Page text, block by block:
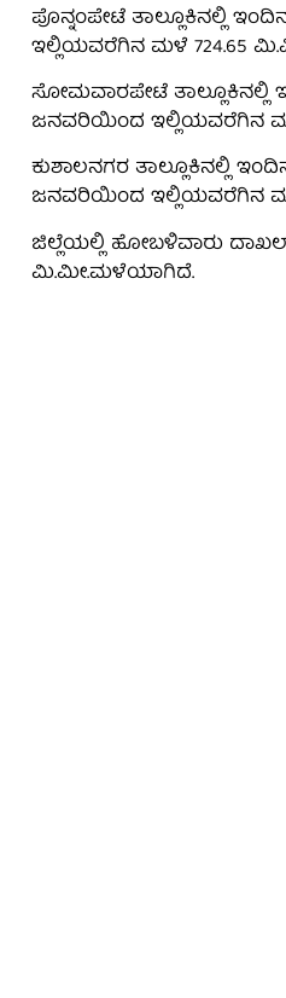
ಪೊನ್ನಂಪೇಟೆ ತಾಲ್ಲೂಕಿನಲ್ಲಿ
ಇಲ್ಲಿಯವರೆಗಿನ ಮಳೆ 724.65
ಸೋಮವಾರಪೇಟೆ
ಜನವರಿಯಿಂದ ಇಲ್ಲಿಯವರೆಗಿನ ಮಳೆ
ಕುಶಾಲನಗರ ತಾಲ್ಲೂಕಿನಲ್ಲಿ
ಜನವರಿಯಿಂದ ಇಲ್ಲಿಯವರೆಗಿನ
ಜಿಲ್ಲೆಯಲ್ಲಿ ಹೋಬಳಿವಾರು
ಮಿ.ಮೀ.ಮಳೆಯಾಗಿದೆ.